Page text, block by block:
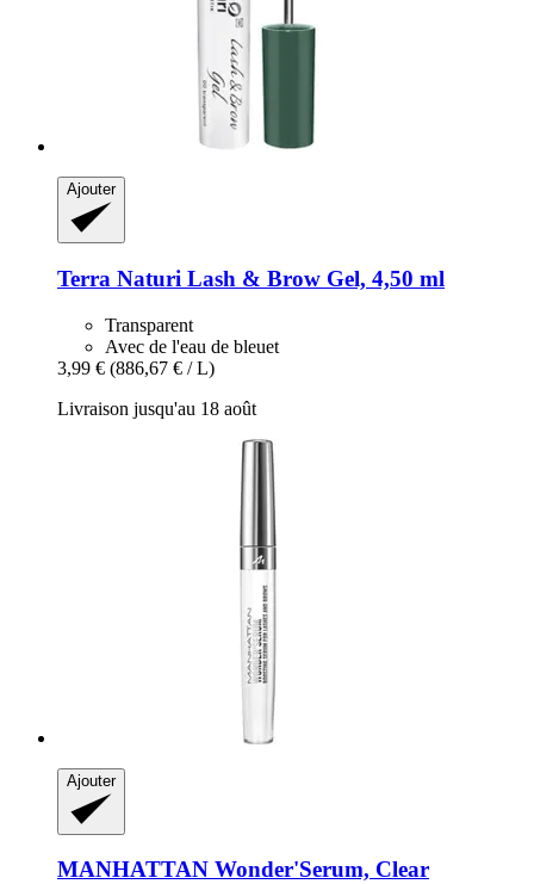
Ajouter
Terra Naturi Lash & Brow Gel, 4,50 ml
Transparent
Avec de l'eau de bleuet
3,99 € (886,67 € / L)
Livraison jusqu'au 18 août
Ajouter
MANHATTAN Wonder'Serum, Clear